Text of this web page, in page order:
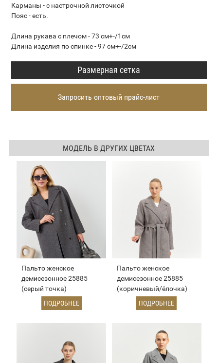
Карманы - с настрочной листочкой
Пояс - есть.
Длина рукава с плечом - 73 см+-/1см
Длина изделия по спинке - 97 см+-/2см
Размерная сетка
Запросить оптовый прайс-лист
МОДЕЛЬ В ДРУГИХ ЦВЕТАХ
Пальто женское
демисезонное 25885
(серый точка)
ПОДРОБНЕЕ
Пальто женское
демисезонное 25885
(коричневый/ёлочка)
ПОДРОБНЕЕ